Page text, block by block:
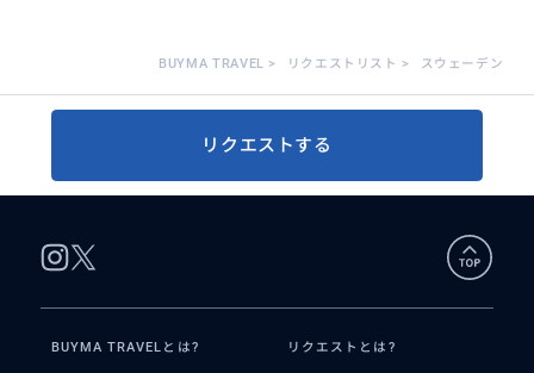
BUYMA TRAVEL > リクエストリスト > スウェーデン
リクエストする
BUYMA TRAVELとは? リクエストとは?